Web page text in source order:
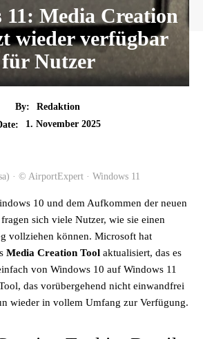
11: Media Creation
wieder verfügbar
für Nutzer
By:
Redaktion
1. November 2025
· © AirportExpert · Windows 11
10 und dem Aufkommen der neuen
sich viele Nutzer, wie sie einen
vollziehen können. Microsoft hat
Media Creation Tool aktualisiert, das es
von Windows 10 auf Windows 11
das vorübergehend nicht einwandfrei
wieder in vollem Umfang zur Verfügung.